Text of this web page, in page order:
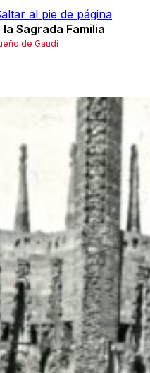
al pie de página
Sagrada Familia
de Gaudí